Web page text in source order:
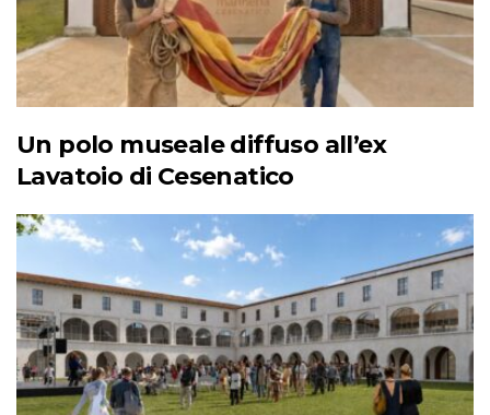
Un polo museale diffuso all’ex
Lavatoio di Cesenatico